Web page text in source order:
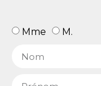
Mme M.